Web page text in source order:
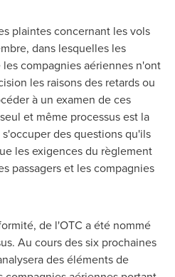
plaintes concernant les vols
dans lesquelles les
compagnies aériennes n'ont
les raisons des retards ou
à un examen de ces
et même processus est la
des questions qu'ils
les exigences du règlement
passagers et les compagnies
de l'OTC a été nommé
Au cours des six prochaines
des éléments de